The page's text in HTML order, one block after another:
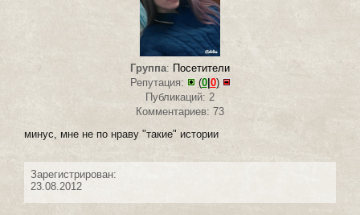
Группа: Посетители
Репутация:
(0| 0)
Публикаций: 2
Комментариев: 73
минус, мне не по нраву "такие" истории
Зарегистрирован:
23.08.2012